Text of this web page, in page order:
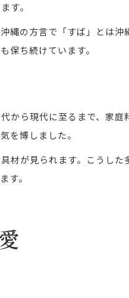
す。
縄の方言で「すば」とは
保ち続けています。
ら現代に至るまで、家
を博しました。
材が見られます。こうし
す。